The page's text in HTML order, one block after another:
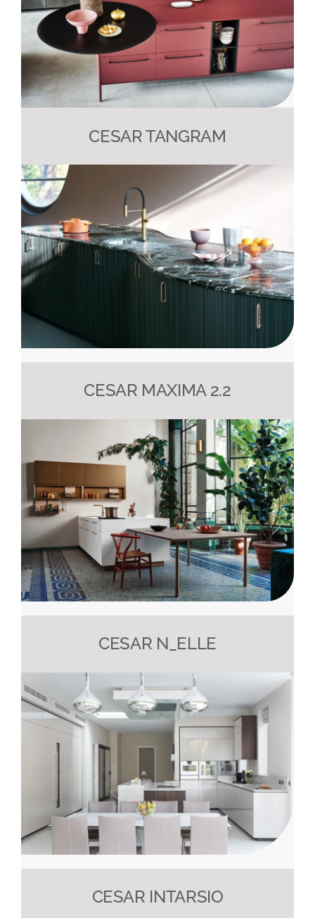
CESAR
Presse
Avis clients
Contact
CESAR TANGRAM
CESAR MAXIMA 2.2
CESAR N_ELLE
CESAR INTARSIO